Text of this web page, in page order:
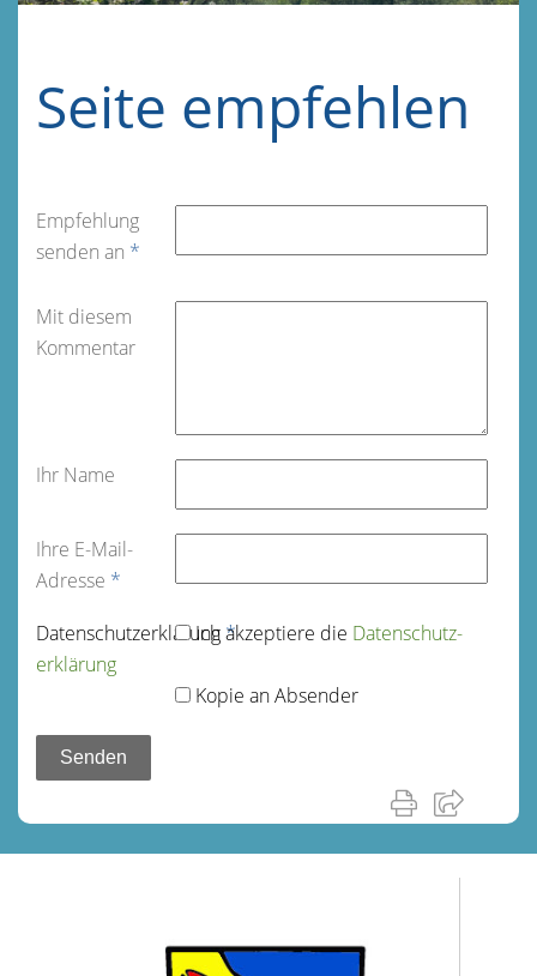
Seite empfehlen
Empfehlung
senden an *
Mit diesem
Kommentar
Ihr Name
Ihre E-Mail-
Adresse *
Datenschutz­erklärung*
Ich akzeptiere die Datenschutz­
erklärung
Kopie an Absender